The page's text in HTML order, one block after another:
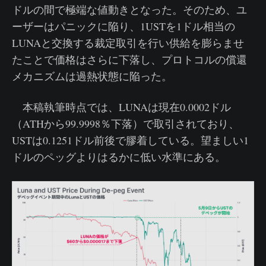
ドルの間で極端な値動きとなった。そのため、ユ
ーザーはパニックに陥り、1USTを1ドル相当の
LUNAと交換する裁定取引を行い供給を膨らませ
たことで価格はさらに下落し、プロトコルの償還
メカニズムは過熱状態に陥った。
本稿執筆時点では、LUNAは現在0.0002ドル
（ATHから99.9998％下落）で取引されており、
USTは0.1251ドル前後で膠着している。望ましい1
ドルのペッグよりはるかに低い水準にある。